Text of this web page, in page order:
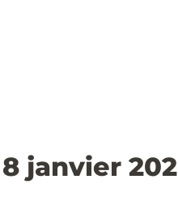
janvier